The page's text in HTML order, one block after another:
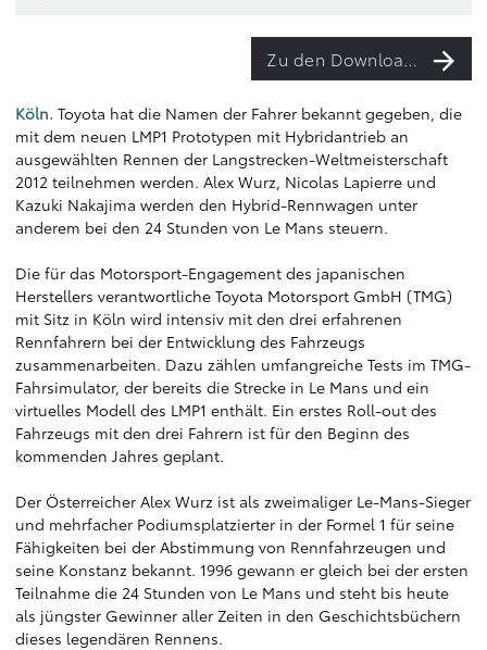
Zu den Downloads
Köln. Toyota hat die Namen der Fahrer bekannt gegeben, die
mit dem neuen LMP1 Prototypen mit Hybridantrieb an
ausgewählten Rennen der Langstrecken-Weltmeisterschaft
2012 teilnehmen werden. Alex Wurz, Nicolas Lapierre und
Kazuki Nakajima werden den Hybrid-Rennwagen unter
anderem bei den 24 Stunden von Le Mans steuern.
Die für das Motorsport-Engagement des japanischen
Herstellers verantwortliche Toyota Motorsport GmbH (TMG)
mit Sitz in Köln wird intensiv mit den drei erfahrenen
Rennfahrern bei der Entwicklung des Fahrzeugs
zusammenarbeiten. Dazu zählen umfangreiche Tests im TMG-
Fahrsimulator, der bereits die Strecke in Le Mans und ein
virtuelles Modell des LMP1 enthält. Ein erstes Roll-out des
Fahrzeugs mit den drei Fahrern ist für den Beginn des
kommenden Jahres geplant.
Der Österreicher Alex Wurz ist als zweimaliger Le-Mans-Sieger
und mehrfacher Podiumsplatzierter in der Formel 1 für seine
Fähigkeiten bei der Abstimmung von Rennfahrzeugen und
seine Konstanz bekannt. 1996 gewann er gleich bei der ersten
Teilnahme die 24 Stunden von Le Mans und steht bis heute
als jüngster Gewinner aller Zeiten in den Geschichtsbüchern
dieses legendären Rennens.